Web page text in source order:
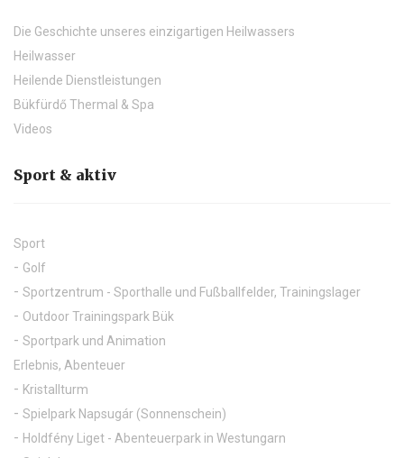
Die Geschichte unseres einzigartigen Heilwassers
Heilwasser
Heilende Dienstleistungen
Bükfürdő Thermal & Spa
Videos
Sport & aktiv
Sport
Golf
Sportzentrum - Sporthalle und Fußballfelder, Trainingslager
Outdoor Trainingspark Bük
Sportpark und Animation
Erlebnis, Abenteuer
Kristallturm
Spielpark Napsugár (Sonnenschein)
Holdfény Liget - Abenteuerpark in Westungarn